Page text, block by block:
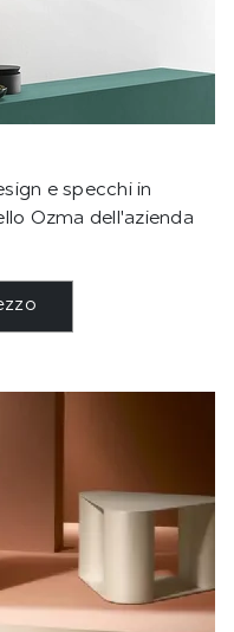
e specchi in
Ozma dell'azienda